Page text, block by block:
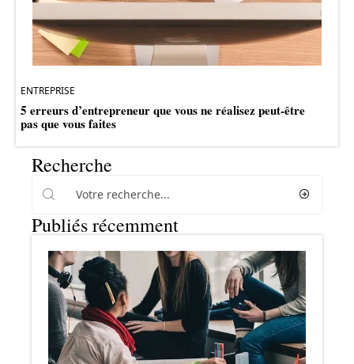
ENTREPRISE
5 erreurs d’entrepreneur que vous ne réalisez peut-être
pas que vous faites
Recherche
Publiés récemment